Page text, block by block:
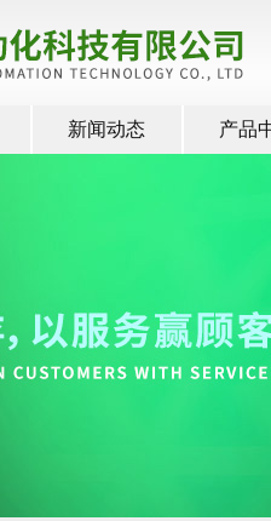
新闻动态 产品